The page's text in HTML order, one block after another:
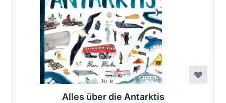
Alles über die Antarktis